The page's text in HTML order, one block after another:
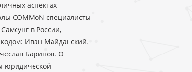
аспектах
COMMoN специалисты
в России,
Иван Майданский,
Баринов. О
юридической